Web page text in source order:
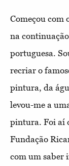
Começou com
na
portuguesa.
recriar o
pintura, da
levou-me a
pintura. Foi aí
Fundação
com um saber